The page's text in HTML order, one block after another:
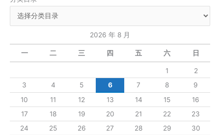
2026 年 8 月
一 二 三 四 五 六 日
1
2
3
4 5 6 7 8
9
10
11 12 13 14 15
16
17
18 19 20 21 22
23
24
25 26 27 28 29
30